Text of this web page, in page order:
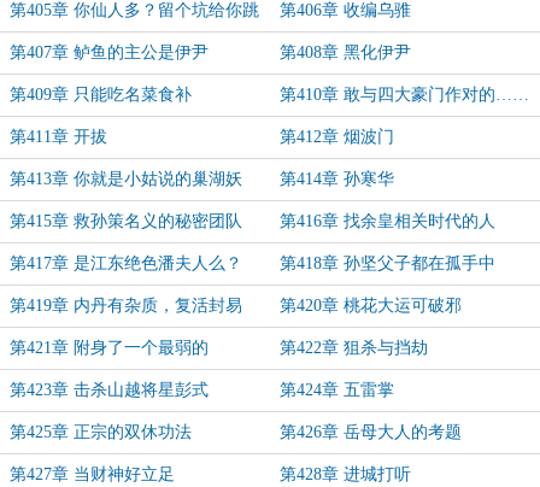
第405章 你仙人多？留个坑给你跳 第406章 收编乌骓
第407章 鲈鱼的主公是伊尹 第408章 黑化伊尹
第409章 只能吃名菜食补 第410章 敢与四大豪门作对的……
第411章 开拔 第412章 烟波门
第413章 你就是小姑说的巢湖妖
神？
第414章 孙寒华
第415章 救孙策名义的秘密团队 第416章 找余皇相关时代的人
第417章 是江东绝色潘夫人么？ 第418章 孙坚父子都在孤手中
第419章 内丹有杂质，复活封易 第420章 桃花大运可破邪
第421章 附身了一个最弱的 第422章 狙杀与挡劫
第423章 击杀山越将星彭式 第424章 五雷掌
第425章 正宗的双休功法 第426章 岳母大人的考题
第427章 当财神好立足 第428章 进城打听